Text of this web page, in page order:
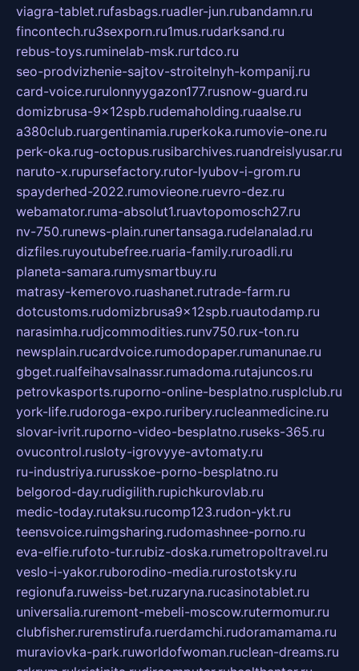
viagra-tablet.rufasbags.ruadler-jun.rubandamn.ru
fincontech.ru3sexporn.ru1mus.rudarksand.ru
rebus-toys.ruminelab-msk.rurtdco.ru
seo-prodvizhenie-sajtov-stroitelnyh-kompanij.ru
card-voice.rurulonnyygazon177.rusnow-guard.ru
domizbrusa-9x12spb.rudemaholding.ruaalse.ru
a380club.ruargentinamia.ruperkoka.rumovie-one.ru
perk-oka.rug-octopus.rusibarchives.ruandreislyusar.ru
naruto-x.rupursefactory.rutor-lyubov-i-grom.ru
spayderhed-2022.rumovieone.ruevro-dez.ru
webamator.ruma-absolut1.ruavtopomosch27.ru
nv-750.runews-plain.runertansaga.rudelanalad.ru
dizfiles.ruyoutubefree.ruaria-family.ruroadli.ru
planeta-samara.rumysmartbuy.ru
matrasy-kemerovo.ruashanet.rutrade-farm.ru
dotcustoms.rudomizbrusa9x12spb.ruautodamp.ru
narasimha.rudjcommodities.runv750.rux-ton.ru
newsplain.rucardvoice.rumodopaper.rumanunae.ru
gbget.rualfeihavsalnassr.rumadoma.rutajuncos.ru
petrovkasports.ruporno-online-besplatno.rusplclub.ru
york-life.rudoroga-expo.ruribery.rucleanmedicine.ru
slovar-ivrit.ruporno-video-besplatno.ruseks-365.ru
ovucontrol.rusloty-igrovyye-avtomaty.ru
ru-industriya.rurusskoe-porno-besplatno.ru
belgorod-day.rudigilith.rupichkurovlab.ru
medic-today.rutaksu.rucomp123.rudon-ykt.ru
teensvoice.ruimgsharing.rudomashnee-porno.ru
eva-elfie.rufoto-tur.rubiz-doska.rumetropoltravel.ru
veslo-i-yakor.ruborodino-media.rurostotsky.ru
regionufa.ruweiss-bet.ruzaryna.rucasinotablet.ru
universalia.ruremont-mebeli-moscow.rutermomur.ru
clubfisher.ruremstirufa.ruerdamchi.rudoramamama.ru
muraviovka-park.ruworldofwoman.ruclean-dreams.ru